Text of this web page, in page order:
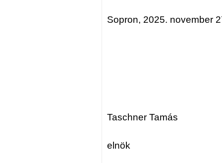
Sopron, 2025. november
Taschner Tamás
elnök